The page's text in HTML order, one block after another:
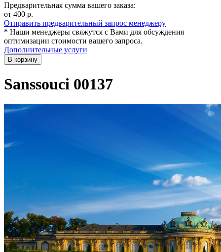
Предварительная сумма вашего заказа:
от 400 р.
Отправить предварительный запрос менеджеру
* Наши менеджеры свяжутся с Вами для обсуждения
оптимизации стоимости вашего запроса.
Дополнительные услуги
В корзину
Sanssouci 00137